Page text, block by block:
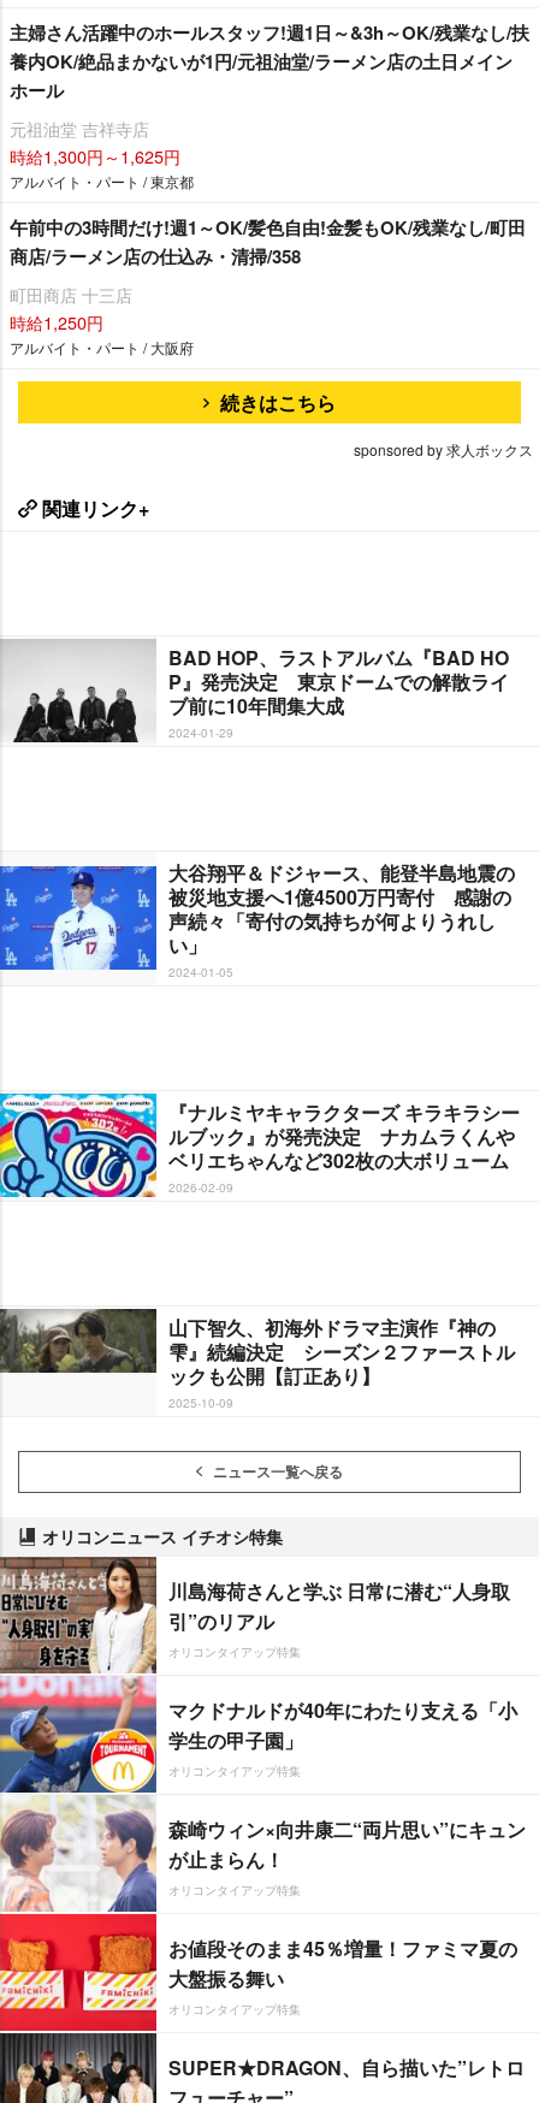
主婦さん活躍中のホールスタッフ!週1日～&3h～OK/残業なし/扶
養内OK/絶品まかないが1円/元祖油堂/ラーメン店の土日メイン
ホール
元祖油堂 吉祥寺店
時給1,300円～1,625円
アルバイト・パート / 東京都
午前中の3時間だけ!週1～OK/髪色自由!金髪もOK/残業なし/町田
商店/ラーメン店の仕込み・清掃/358
町田商店 十三店
時給1,250円
アルバイト・パート / 大阪府
続きはこちら
sponsored by 求人ボックス
関連リンク+
BAD HOP、ラストアルバム『BAD HO
P』発売決定 東京ドームでの解散ライ
ブ前に10年間集大成
2024-01-29
大谷翔平＆ドジャース、能登半島地震の
被災地支援へ1億4500万円寄付 感謝の
声続々「寄付の気持ちが何よりうれし
い」
2024-01-05
『ナルミヤキャラクターズ キラキラシー
ルブック』が発売決定 ナカムラくん
ベリエちゃんなど302枚の大ボリューム
2026-02-09
山下智久、初海外ドラマ主演作『神の
雫』続編決定 シーズン２ファーストル
ックも公開【訂正あり】
2025-10-09
ニュース一覧へ戻る
オリコンニュース イチオシ特集
川島海荷さんと学ぶ 日常に潜む“人身取
引”のリアル
オリコンタイアップ特集
マクドナルドが40年にわたり支える「小
学生の甲子園」
オリコンタイアップ特集
森崎ウィン×向井康二“両片思い”にキュン
が止まらん！
オリコンタイアップ特集
お値段そのまま45％増量！ファミマ夏の
大盤振る舞い
オリコンタイアップ特集
SUPER★DRAGON、自ら描いた”レトロ
フューチャー”